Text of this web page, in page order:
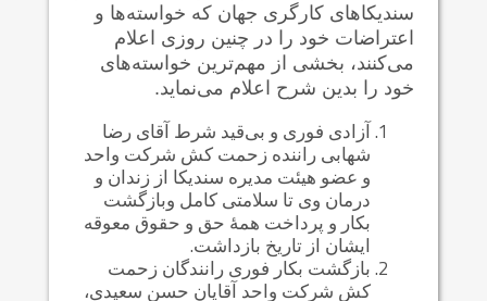
سندیکا‌های کارگری جهان که خواسته‌ها و
اعتراضات خود را در چنین روزی اعلام
می‌کنند، بخشی از مهم‌ترین خواسته‌های
خود را بدین شرح اعلام می‌نماید.
آزادی فوری و بی‌قید شرط آقای رضا
شهابی راننده زحمت کش شرکت واحد
و عضو هیئت مدیره سندیکا از زندان و
درمان وی تا سلامتی کامل وبازگشت
بکار و پرداخت همهٔ حق و حقوق معوقه
ایشان از تاریخ بازداشت.
بازگشت بکار فوری رانندگان زحمت
کش شرکت واحد آقایان حسن سعیدی،